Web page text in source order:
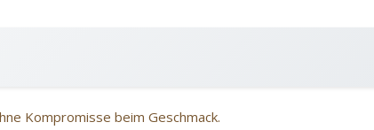
Kompromisse beim Geschmack.